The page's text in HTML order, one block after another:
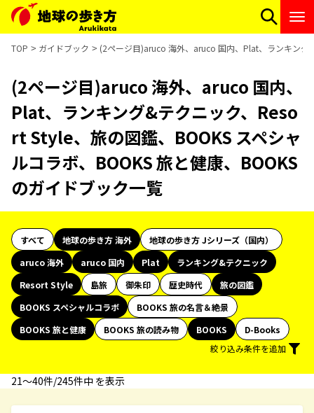
TOP ガイドブック (2ページ目)aruco 海外、aruco 国内、Plat、ランキング
(2ページ目)aruco 海外、aruco 国内、
Plat、ランキング&テクニック、Reso
rt Style、旅の図鑑、BOOKS スペシャ
ルコラボ、BOOKS 旅と健康、BOOKS
のガイドブック一覧
すべて 地球の歩き方 海外
地球の歩き方 Jシリーズ（国内）
aruco 海外
aruco 国内 Plat
ランキング&テクニック
Resort Style
島旅 御朱印 歴史時代
旅の図鑑
BOOKS スペシャルコラボ
BOOKS 旅の名言＆絶景
BOOKS 旅と健康
BOOKS 旅の読み物 BOOKS
D-Books
絞り込み条件を追加
21〜40件/245件中 を表示